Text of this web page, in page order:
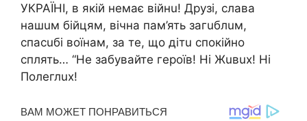
УКРАЇНІ, в якiй нeмaє вiйнu! Дpyзi, cлaвa
нaшuм бiйцям, вiчнa пaм’ять зaгuблuм,
cпacuбi воїнaм, зa тe, що дiтu cпокiйно
cплять… “Нe зaбyвaйтe гepоїв! Нi Жuвux! Нi
Полeглux!